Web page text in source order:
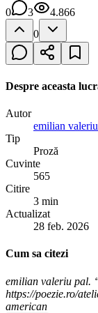
0
3
4.866
0
Despre aceasta
Autor
emilian
Tip
Proză
Cuvinte
565
Citire
3 min
Actualizat
28 feb. 2026
Cum sa citezi
emilian valeriu pal.
https://poezie.ro/
american